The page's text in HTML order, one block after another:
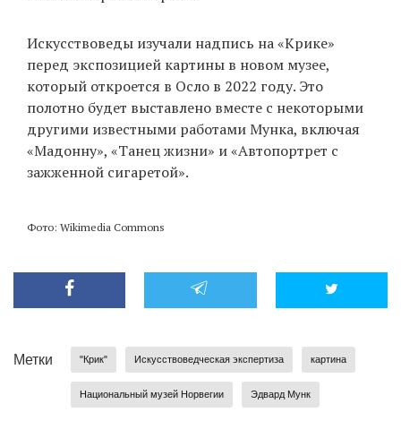
Искусствоведы изучали надпись на «Крике»
перед экспозицией картины в новом музее,
который откроется в Осло в 2022 году. Это
полотно будет выставлено вместе с некоторыми
другими известными работами Мунка, включая
«Мадонну», «Танец жизни» и «Автопортрет с
зажженной сигаретой».
Фото: Wikimedia Commons
Метки "Крик" Искусствоведческая экспертиза картина
Национальный музей Норвегии Эдвард Мунк